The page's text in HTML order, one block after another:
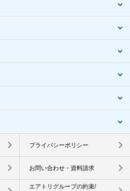
プライバシーポリシー
お問い合わせ・資料請求
エアトリグループの約束/